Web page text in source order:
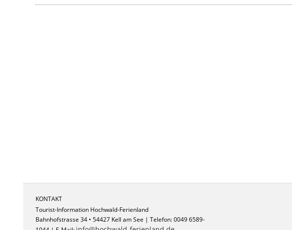
KONTAKT
Tourist-Information Hochwald-Ferienland
Bahnhofstrasse 34 • 54427 Kell am See | Telefon: 0049 6589-